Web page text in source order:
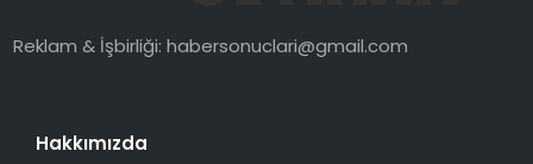
Reklam & İşbirliği:habersonuclari@gmail.com
Hakkımızda